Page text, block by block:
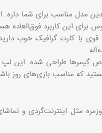
مناسب برای شما داره.
برای این کاربرد
قوی با کارت گرافیک
گیمرها طراحی شده. این لپ
که مناسب بازی‌های روز
مثل اینترنت‌گردی و